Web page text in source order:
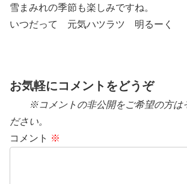
雪まみれの季節も楽しみですね。
いつだって 元気ハツラツ 明るーく
お気軽にコメントをどうぞ
※コメントの非公開をご希望の方は
ださい。
コメント ※